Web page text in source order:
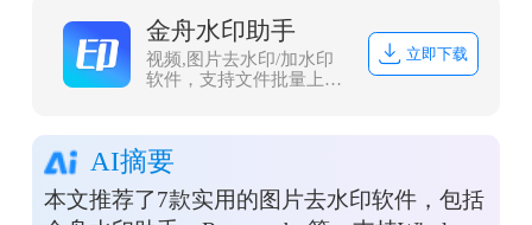
金舟水印助手
视频,图片去水印/加水印
软件，支持文件批量上传
便快捷。
立即下载
AI摘要
本文推荐了7款实用的图片去水印软件，包括